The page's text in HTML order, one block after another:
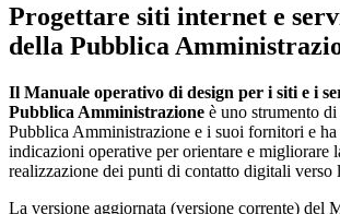
Progettare siti internet e
della Pubblica
Il Manuale operativo di design per i siti e i
Pubblica Amministrazione è uno strumento
Pubblica Amministrazione e i suoi fornitori e
indicazioni operative per orientare e migliorare
realizzazione dei punti di contatto digitali verso
La versione aggiornata (versione corrente) del